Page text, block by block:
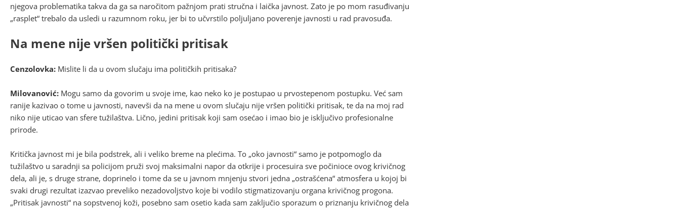
njegova problematika takva da ga sa naročitom pažnjom prati stručna i laička javnost. Zato je po mom rasuđivanju
„rasplet“ trebalo da usledi u razumnom roku, jer bi to učvrstilo poljuljano poverenje javnosti u rad pravosuđa.
Na mene nije vršen politički pritisak
Cenzolovka: Mislite li da u ovom slučaju ima političkih pritisaka?
Milovanović: Mogu samo da govorim u svoje ime, kao neko ko je postupao u prvostepenom postupku. Već sam
ranije kazivao o tome u javnosti, navevši da na mene u ovom slučaju nije vršen politički pritisak, te da na moj rad
niko nije uticao van sfere tužilaštva. Lično, jedini pritisak koji sam osećao i imao bio je isključivo profesionalne
prirode.
Kritička javnost mi je bila podstrek, ali i veliko breme na plećima. To „oko javnosti“ samo je potpomoglo da
tužilaštvo u saradnji sa policijom pruži svoj maksimalni napor da otkrije i procesuira sve počinioce ovog krivičnog
dela, ali je, s druge strane, doprinelo i tome da se u javnom mnjenju stvori jedna „ostrašćena“ atmosfera u kojoj bi
svaki drugi rezultat izazvao preveliko nezadovoljstvo koje bi vodilo stigmatizovanju organa krivičnog progona.
„Pritisak javnosti“ na sopstvenoj koži, posebno sam osetio kada sam zaključio sporazum o priznanju krivičnog dela